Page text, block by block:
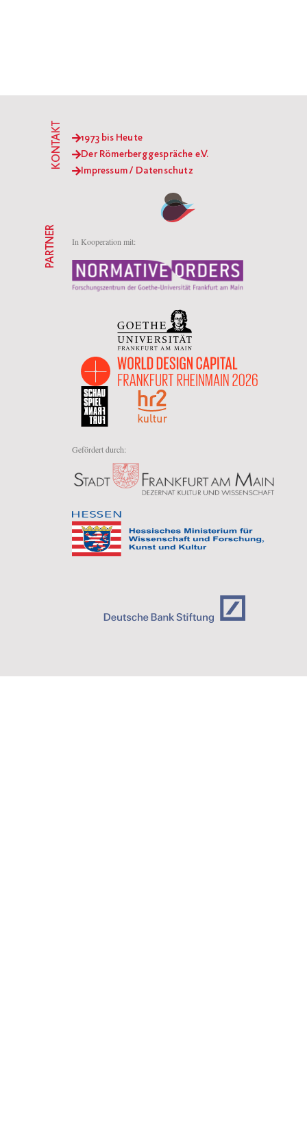
1973 bis Heute
Der Römerberggespräche e.V.
Impressum / Datenschutz
KONTAKT
In Kooperation mit:
Gefördert durch:
PARTNER